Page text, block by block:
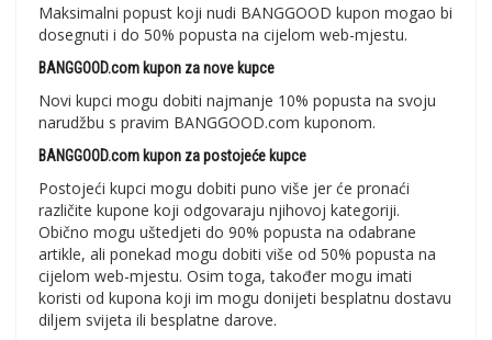
Maksimalni popust koji nudi BANGGOOD kupon mogao bi
dosegnuti i do 50% popusta na cijelom web-mjestu.
BANGGOOD.com kupon za nove kupce
Novi kupci mogu dobiti najmanje 10% popusta na svoju
narudžbu s pravim BANGGOOD.com kuponom.
BANGGOOD.com kupon za postojeće kupce
Postojeći kupci mogu dobiti puno više jer će pronaći
različite kupone koji odgovaraju njihovoj kategoriji.
Obično mogu uštedjeti do 90% popusta na odabrane
artikle, ali ponekad mogu dobiti više od 50% popusta na
cijelom web-mjestu. Osim toga, također mogu imati
koristi od kupona koji im mogu donijeti besplatnu dostavu
diljem svijeta ili besplatne darove.